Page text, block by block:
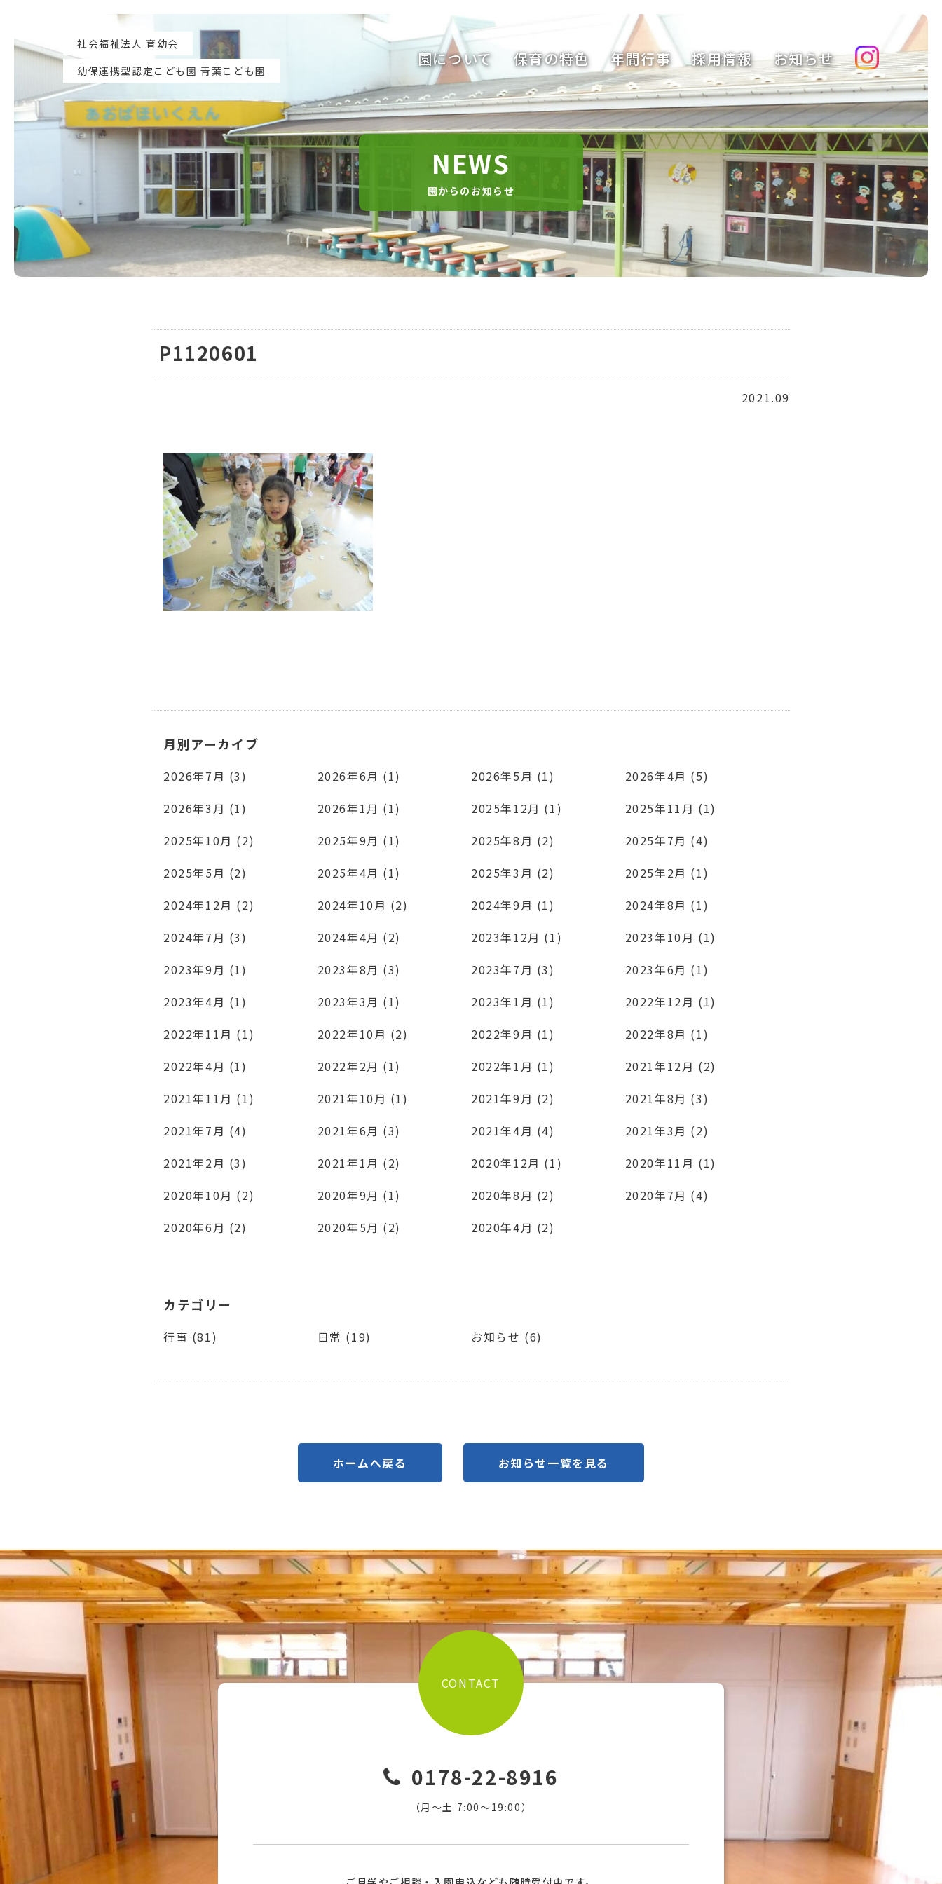
社会福祉法人 育幼会
幼保連携型認定こども園 青葉こども園
園について 保育の特色 年間行事 採用情報 お知らせ
NEWS
園からのお知らせ
P1120601
2021.09
月別アーカイブ
2026年7月 (3) 2026年6月 (1) 2026年5月 (1)
2026年4月 (5)
2026年3月 (1)
2026年1月 (1) 2025年12月 (1)
2025年11月 (1)
2025年10月 (2)
2025年9月 (1) 2025年8月 (2)
2025年7月 (4)
2025年5月 (2)
2025年4月 (1) 2025年3月 (2)
2025年2月 (1)
2024年12月 (2)
2024年10月 (2) 2024年9月 (1)
2024年8月 (1)
2024年7月 (3)
2024年4月 (2) 2023年12月 (1)
2023年10月 (1)
2023年9月 (1)
2023年8月 (3) 2023年7月 (3)
2023年6月 (1)
2023年4月 (1)
2023年3月 (1) 2023年1月 (1)
2022年12月 (1)
2022年11月 (1)
2022年10月 (2) 2022年9月 (1)
2022年8月 (1)
2022年4月 (1)
2022年2月 (1) 2022年1月 (1)
2021年12月 (2)
2021年11月 (1)
2021年10月 (1) 2021年9月 (2)
2021年8月 (3)
2021年7月 (4)
2021年6月 (3) 2021年4月 (4)
2021年3月 (2)
2021年2月 (3)
2021年1月 (2) 2020年12月 (1)
2020年11月 (1)
2020年10月 (2)
2020年9月 (1) 2020年8月 (2)
2020年7月 (4)
2020年6月 (2)
2020年5月 (2) 2020年4月 (2)
カテゴリー
行事 (81) 日常 (19) お知らせ (6)
ホームへ戻る お知らせ一覧を見る
CONTACT
0178-22-8916
（月〜土 7:00〜19:00）